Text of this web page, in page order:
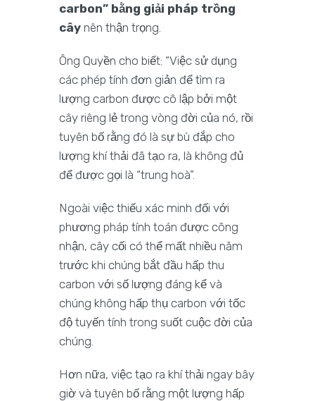
carbon” bằng giải pháp trồng
cây nên thận trọng.
Ông Quyền cho biết: “Việc sử dụng
các phép tính đơn giản để tìm ra
lượng carbon được cô lập bởi một
cây riêng lẻ trong vòng đời của nó, rồi
tuyên bố rằng đó là sự bù đắp cho
lượng khí thải đã tạo ra, là không đủ
để được gọi là “trung hoà”.
Ngoài việc thiếu xác minh đối với
phương pháp tính toán được công
nhận, cây cối có thể mất nhiều năm
trước khi chúng bắt đầu hấp thu
carbon với số lượng đáng kể và
chúng không hấp thụ carbon với tốc
độ tuyến tính trong suốt cuộc đời của
chúng.
Hơn nữa, việc tạo ra khí thải ngay bây
giờ và tuyên bố rằng một lượng hấp